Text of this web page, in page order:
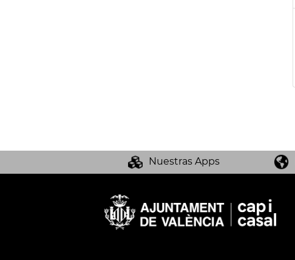
Nuestras Apps